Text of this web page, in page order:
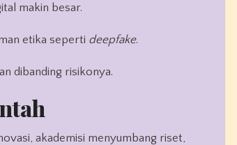
makin besar.
etika seperti deepfake.
dibanding risikonya.
akademisi menyumbang riset,